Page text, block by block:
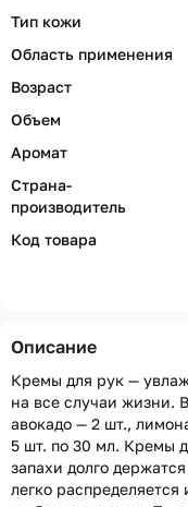
Тип кожи
Область применения
Возраст
Объем
Аромат
Страна-
производитель
Код товара
Описание
Кремы для рук —
на все случаи жизни.
авокадо — 2 шт.,
5 шт. по 30 мл. Кремы
запахи долго
легко